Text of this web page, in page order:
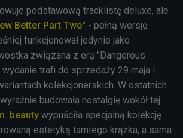
podstawową tracklistę deluxe, ale
Better Part Two" - pełną wersję
funkcjonował jedynie jako
związana z erą "Dangerous
wydanie trafi do sprzedaży 29 maja i
kolekcjonerskich. W ostatnich
budowała nostalgię wokół tej
beauty wypuściła specjalną kolekcję
estetyką tamtego krążka, a sama